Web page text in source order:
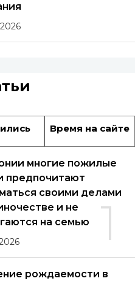
Время на сайте
1
многие пожилые
предпочитают
своими делами
и не
на семью
рождаемости в